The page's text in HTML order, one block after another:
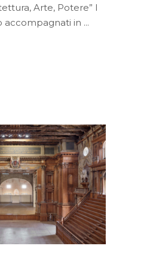
Arte, Potere” I
accompagnati in